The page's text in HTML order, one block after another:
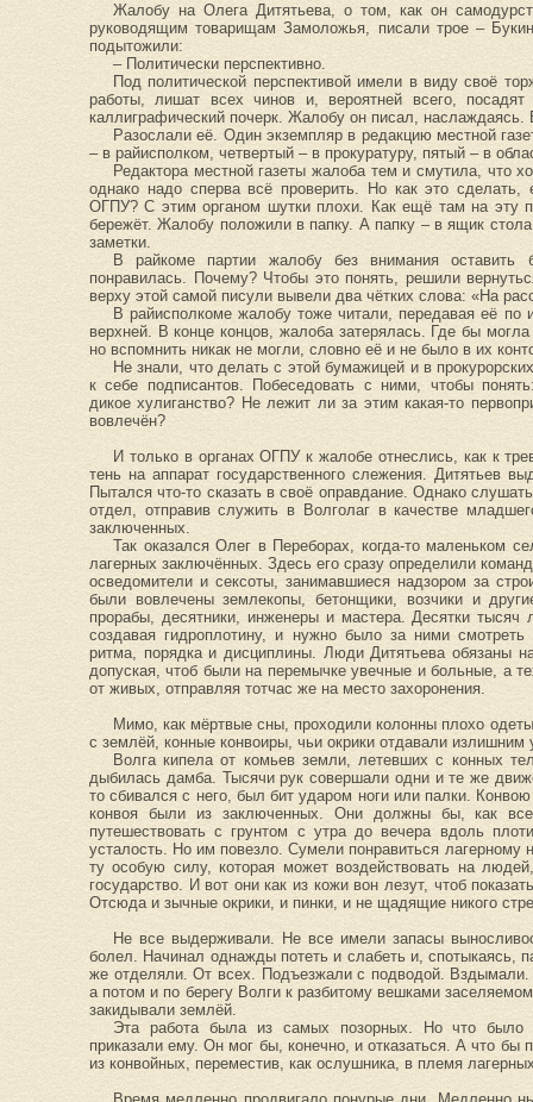
Жалобу на Олега Дитятьева, о том, как он
руководящим товарищам Замоложья, писали трое –
подытожили:
– Политически перспективно.
Под политической перспективой имели в виду своё
работы, лишат всех чинов и, вероятней всего,
каллиграфический почерк. Жалобу он писал, наслаждаясь.
Разослали её. Один экземпляр в редакцию местной
– в райисполком, четвертый – в прокуратуру, пятый – в
Редактора местной газеты жалоба тем и смутила, что
однако надо сперва всё проверить. Но как это
ОГПУ? С этим органом шутки плохи. Как ещё там на эту
бережёт. Жалобу положили в папку. А папку – в ящик
заметки.
В райкоме партии жалобу без внимания
понравилась. Почему? Чтобы это понять, решили
верху этой самой писули вывели два чётких слова: «На
В райисполкоме жалобу тоже читали, передавая её по
верхней. В конце концов, жалоба затерялась. Где бы
но вспомнить никак не могли, словно её и не было в их
Не знали, что делать с этой бумажицей и в
к себе подписантов. Побеседовать с ними, чтобы
дикое хулиганство? Не лежит ли за этим какая-то
вовлечён?
И только в органах ОГПУ к жалобе отнеслись, как к
тень на аппарат государственного слежения. Дитятьев
Пытался что-то сказать в своё оправдание. Однако
отдел, отправив служить в Волголаг в качестве
заключенных.
Так оказался Олег в Переборах, когда-то маленьком
лагерных заключённых. Здесь его сразу определили
осведомители и сексоты, занимавшиеся надзором за
были вовлечены землекопы, бетонщики, возчики и
прорабы, десятники, инженеры и мастера. Десятки тысяч
создавая гидроплотину, и нужно было за ними
ритма, порядка и дисциплины. Люди Дитятьева обязаны
допуская, чтоб были на перемычке увечные и больные, а
от живых, отправляя тотчас же на место захоронения.
Мимо, как мёртвые сны, проходили колонны плохо
с землёй, конные конвоиры, чьи окрики отдавали
Волга кипела от комьев земли, летевших с конных
дыбилась дамба. Тысячи рук совершали одни и те же
то сбивался с него, был бит ударом ноги или палки.
конвоя были из заключенных. Они должны бы, как
путешествовать с грунтом с утра до вечера вдоль
усталость. Но им повезло. Сумели понравиться лагерному
ту особую силу, которая может воздействовать на
государство. И вот они как из кожи вон лезут, чтоб
Отсюда и зычные окрики, и пинки, и не щадящие никого
Не все выдерживали. Не все имели запасы
болел. Начинал однажды потеть и слабеть и, спотыкаясь,
же отделяли. От всех. Подъезжали с подводой.
а потом и по берегу Волги к разбитому вешками
закидывали землёй.
Эта работа была из самых позорных. Но что было
приказали ему. Он мог бы, конечно, и отказаться. А что бы
из конвойных, переместив, как ослушника, в племя